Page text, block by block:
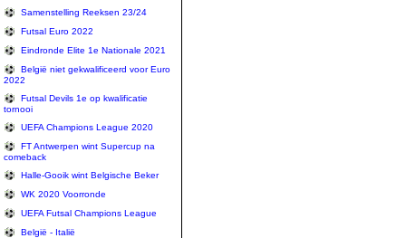
Samenstelling Reeksen 23/24
Futsal Euro 2022
Eindronde Elite 1e Nationale 2021
België niet gekwalificeerd voor Euro
2022
Futsal Devils 1e op kwalificatie
tornooi
UEFA Champions League 2020
FT Antwerpen wint Supercup na
comeback
Halle-Gooik wint Belgische Beker
WK 2020 Voorronde
UEFA Futsal Champions League
België - Italië